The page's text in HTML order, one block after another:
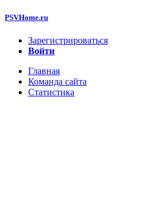
PSVHome.ru
Зарегистрироваться
Войти
Главная
Команда сайта
Статистика